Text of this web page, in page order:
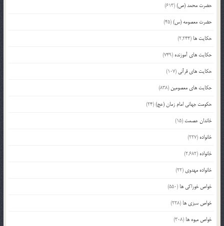
حضرت محمد (ص)(613)
حضرت معصومه (س)(45)
حکایت ها (2,244)
حکایت های آموزنده (749)
حکایت های قرآنی (107)
حکایت های معصومین (838)
حکومت جهانی امام زمان (عج)(24)
خاندان عصمت (15)
خانواده (227)
خانواده (2,682)
خانواده مهدوی (22)
خواص خوراکی ها (550)
خواص سبزی ها (228)
خواص میوه ها (308)